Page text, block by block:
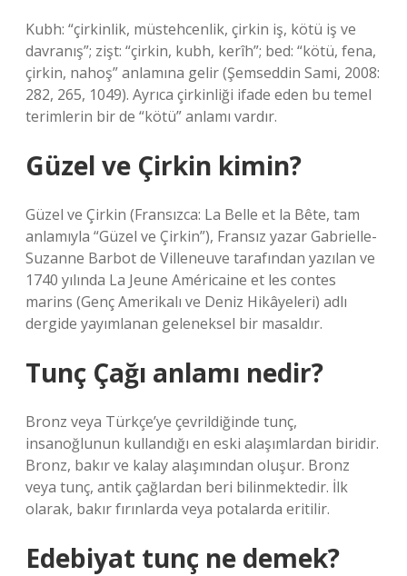
Kubh: “çirkinlik, müstehcenlik, çirkin iş, kötü iş ve
davranış”; zişt: “çirkin, kubh, kerîh”; bed: “kötü, fena,
çirkin, nahoş” anlamına gelir (Şemseddin Sami, 2008:
282, 265, 1049). Ayrıca çirkinliği ifade eden bu temel
terimlerin bir de “kötü” anlamı vardır.
Güzel ve Çirkin kimin?
Güzel ve Çirkin (Fransızca: La Belle et la Bête, tam
anlamıyla “Güzel ve Çirkin”), Fransız yazar Gabrielle-
Suzanne Barbot de Villeneuve tarafından yazılan ve
1740 yılında La Jeune Américaine et les contes
marins (Genç Amerikalı ve Deniz Hikâyeleri) adlı
dergide yayımlanan geleneksel bir masaldır.
Tunç Çağı anlamı nedir?
Bronz veya Türkçe’ye çevrildiğinde tunç,
insanoğlunun kullandığı en eski alaşımlardan biridir.
Bronz, bakır ve kalay alaşımından oluşur. Bronz
veya tunç, antik çağlardan beri bilinmektedir. İlk
olarak, bakır fırınlarda veya potalarda eritilir.
Edebiyat tunç ne demek?